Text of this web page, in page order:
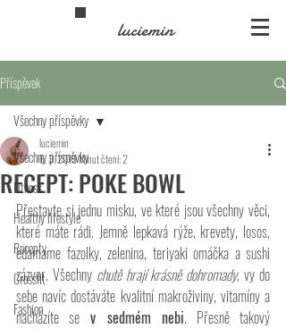
luciemin
Příspěvek
Všechny příspěvky
Fitness
Healthy lifestyle
Recepty
Crossfit
Fashion
Všechny příspěvky
RECEPT: POKE BOWL
luciemin
6. 3. 2019Minut čtení: 2
Přestavte si jednu misku, ve které jsou všechny věci,
které máte rádi. Jemně lepkavá rýže, krevety, losos,
edamame fazolky, zelenina, teriyaki omáčka a sushi
zázvor. Všechny chutě hrají krásně dohromady, vy do
sebe navíc dostáváte kvalitní makroživiny, vitamíny a
nacházíte se v sedmém nebi. Přesně takový